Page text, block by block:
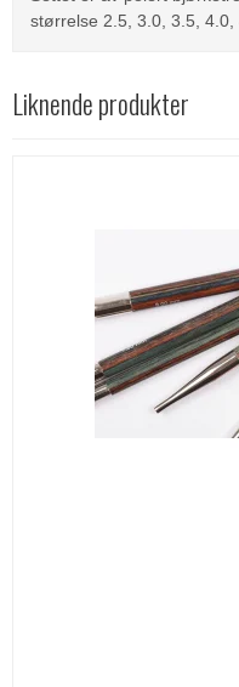
størrelse 2.5, 3.0, 3.5, 4.0,
Liknende produkter